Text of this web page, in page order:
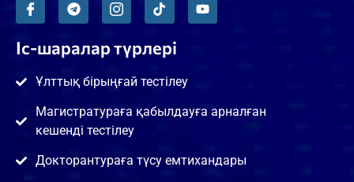
Іс-шаралар түрлері
Ұлттық бірыңғай тестілеу
Магистратураға қабылдауға арналған
кешенді тестілеу
Докторантураға түсу емтихандары